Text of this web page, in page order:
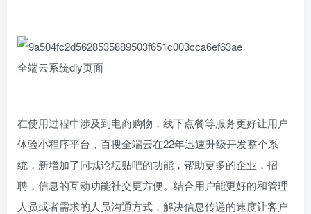
全端云系统diy页面
在使用过程中涉及到电商购物，线下点餐等服务更好让用户
体验小程序平台，百搜全端云在22年迅速升级开发整个系
统，新增加了同城论坛贴吧的功能，帮助更多的企业，招
聘，信息的互动功能社交更方便。结合用户能更好的和管理
人员或者需求的人员沟通方式，解决信息传递的速度让客户